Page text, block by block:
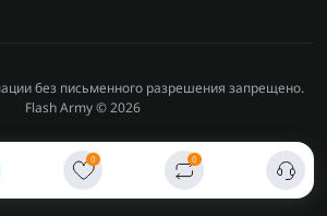
0 0
без письменного разрешения запрещено.
Flash Army © 2026